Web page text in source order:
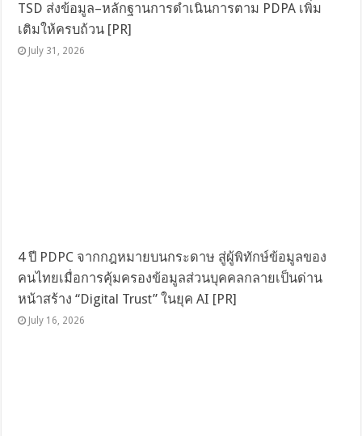
TSD ส่งข้อมูล–หลักฐานการดำเนินการตาม PDPA เพิ่ม
เติมให้ครบถ้วน [PR]
July 31, 2026
4 ปี PDPC จากกฎหมายบนกระดาษ สู่ผู้พิทักษ์ข้อมูลของ
คนไทยเมื่อการคุ้มครองข้อมูลส่วนบุคคลกลายเป็นด่าน
หน้าสร้าง “Digital Trust” ในยุค AI [PR]
July 16, 2026